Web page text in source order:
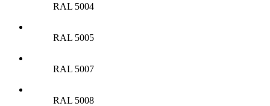
RAL 5004
RAL 5005
RAL 5007
RAL 5008